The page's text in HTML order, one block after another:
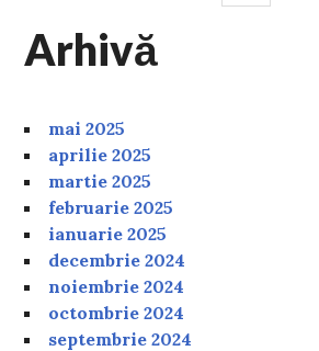
Arhivă
mai 2025
aprilie 2025
martie 2025
februarie 2025
ianuarie 2025
decembrie 2024
noiembrie 2024
octombrie 2024
septembrie 2024